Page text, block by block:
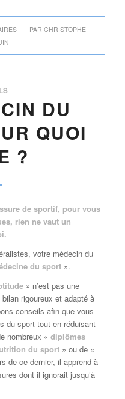
PARCHRISTOPHE
DU
QUOI
?
de sportif, pour vous
rien ne vaut un
votre médecin du
du sport».
» n’est pas une
rigoureux et adapté à
conseils afin que vous
du sport tout en réduisant
nombreux « diplômes
du sport» ou de «
de ce dernier, il apprend à
dont il ignorait jusqu’à